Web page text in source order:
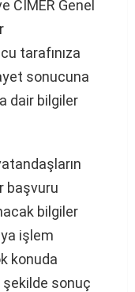
CİMER Genel
tarafınıza
sonucuna
dair bilgiler
başvuru
bilgiler
işlem
konuda
şekilde sonuç